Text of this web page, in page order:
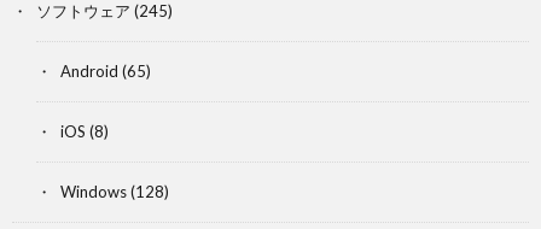
ソフトウェア (245)
Android (65)
iOS (8)
Windows(128)